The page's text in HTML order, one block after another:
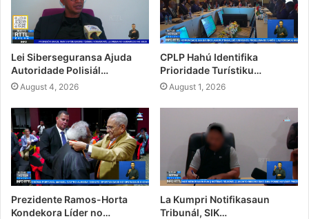
Lei Siberseguransa Ajuda
Autoridade Polisiál…
August 4, 2026
CPLP Hahú Identifika
Prioridade Turístiku…
August 1, 2026
Prezidente Ramos-Horta
Kondekora Líder no…
La Kumpri Notifikasaun
Tribunál, SIK…